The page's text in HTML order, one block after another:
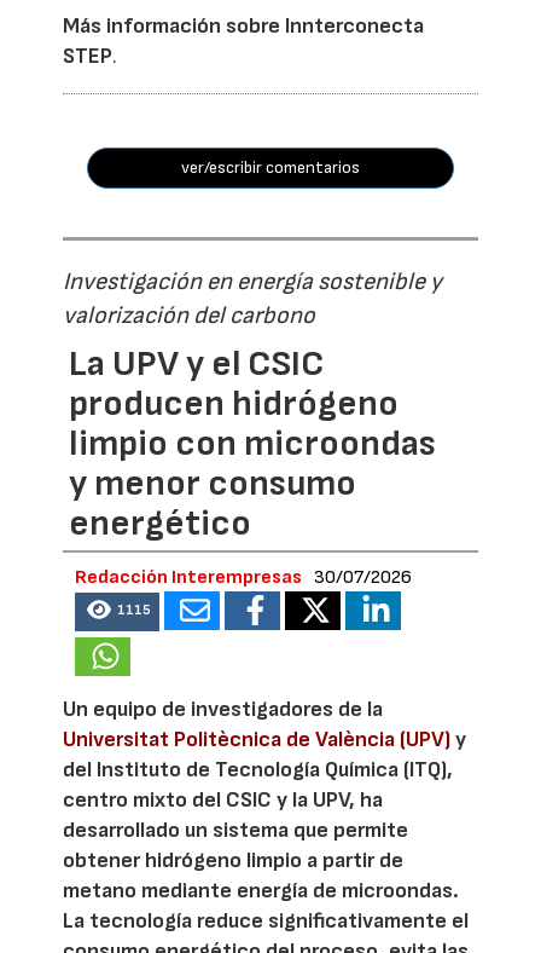
Más información sobre Innterconecta
STEP.
ver/escribir comentarios
Investigación en energía sostenible y
valorización del carbono
La UPV y el CSIC
producen hidrógeno
limpio con microondas
y menor consumo
energético
Redacción Interempresas 30/07/2026
1115
Un equipo de investigadores de la
Universitat Politècnica de València (UPV)y
del Instituto de Tecnología Química (ITQ),
centro mixto del CSIC y la UPV, ha
desarrollado un sistema que permite
obtener hidrógeno limpio a partir de
metano mediante energía de microondas.
La tecnología reduce significativamente el